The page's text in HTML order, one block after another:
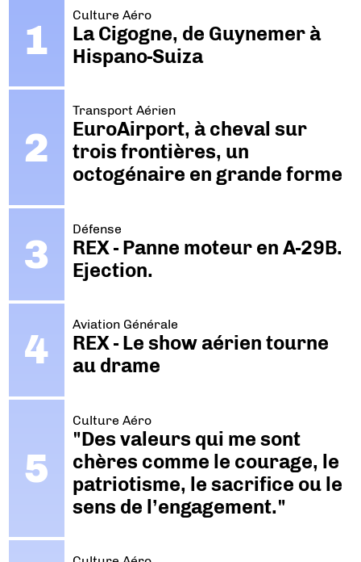
Culture Aéro
La Cigogne, de Guynemer à
Hispano-Suiza
Transport Aérien
EuroAirport, à cheval sur
trois frontières, un
octogénaire en grande forme
Défense
REX - Panne moteur en A-29B.
Ejection.
Aviation Générale
REX - Le show aérien tourne
au drame
Culture Aéro
"Des valeurs qui me sont
chères comme le courage, le
patriotisme, le sacrifice ou le
sens de l’engagement."